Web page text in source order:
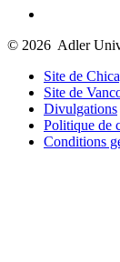
© 2026 Adler
Site de
Site de
Divulgations
Politique de
Conditions